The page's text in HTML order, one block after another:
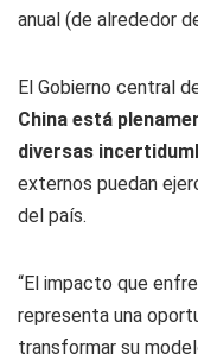
anual (de alrededor
El Gobierno central
China está
diversas
externos puedan
del país.
“El impacto que
representa una
transformar su